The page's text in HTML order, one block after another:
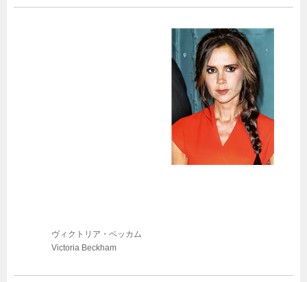
ヴィクトリア・ベッカム
Victoria Beckham